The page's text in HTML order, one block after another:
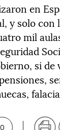
en
y solo
mil
si
0